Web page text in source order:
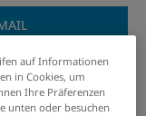
EIN
auf Informationen
in Cookies, um
Ihre Präferenzen
unten oder besuchen